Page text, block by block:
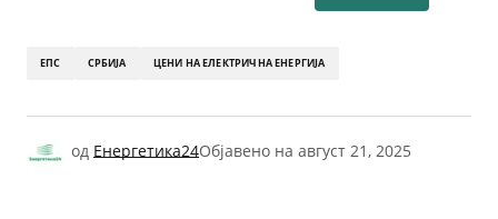
ЕПС СРБИЈА ЦЕНИ НА ЕЛЕКТРИЧНА ЕНЕРГИЈА
од Енергетика24Објавено на август 21, 2025